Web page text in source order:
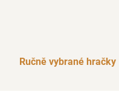
Ručně vybrané hračky